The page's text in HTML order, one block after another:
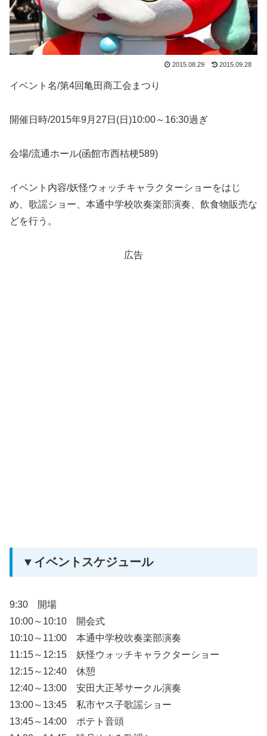
2015.08.29 2015.09.28
イベント名/第4回亀田商工会まつり
開催日時/2015年9月27日(日)10:00～16:30過ぎ
会場/流通ホール(函館市西桔梗589)
イベント内容/妖怪ウォッチキャラクターショーをはじ
め、歌謡ショー、本通中学校吹奏楽部演奏、飲食物販売な
どを行う。
広告
▼イベントスケジュール
9:30 開場
10:00～10:10 開会式
10:10～11:00 本通中学校吹奏楽部演奏
11:15～12:15 妖怪ウォッチキャラクターショー
12:15～12:40 休憩
12:40～13:00 安田大正琴サークル演奏
13:00～13:45 私市ヤス子歌謡ショー
13:45～14:00 ポテト音頭